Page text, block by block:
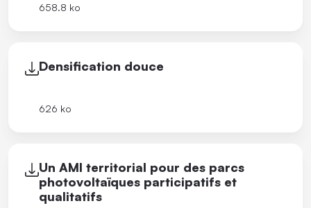
658.8 ko
Densification douce
626 ko
Un AMI territorial pour des parcs
photovoltaïques participatifs et
qualitatifs